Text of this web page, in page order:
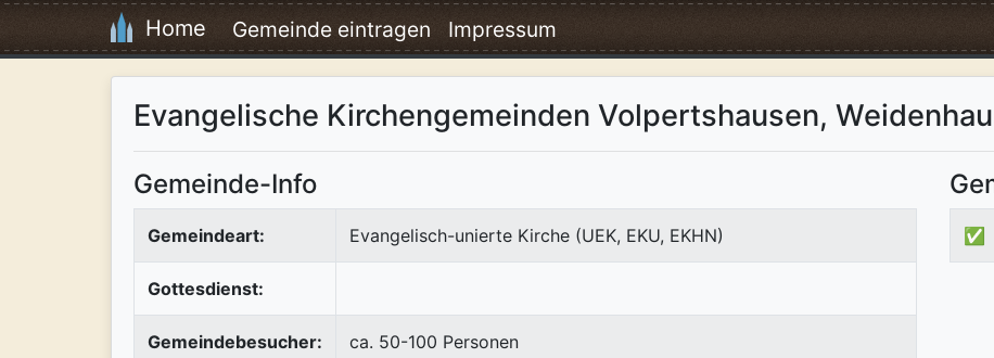
Home Gemeinde eintragen Impressum
Evangelische Kirchengemeinden Volpertshausen,
Gemeinde-Info
Gemeindeart: Evangelisch-unierte Kirche (UEK, EKU, EKHN)
Gottesdienst:
Gemeindebesucher: ca. 50-100 Personen
✅